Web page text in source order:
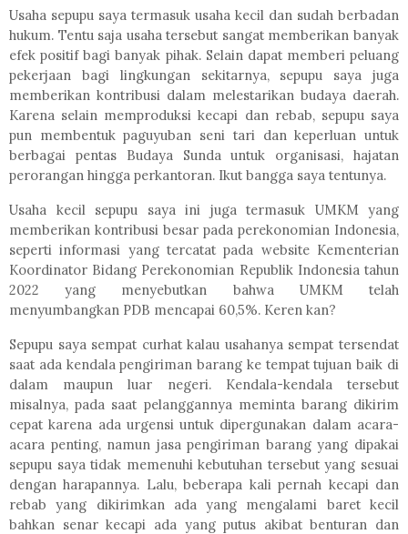
Usaha sepupu saya termasuk usaha kecil dan sudah berbadan
hukum. Tentu saja usaha tersebut sangat memberikan banyak
efek positif bagi banyak pihak. Selain dapat memberi peluang
pekerjaan bagi lingkungan sekitarnya, sepupu saya juga
memberikan kontribusi dalam melestarikan budaya daerah.
Karena selain memproduksi kecapi dan rebab, sepupu saya
pun membentuk paguyuban seni tari dan keperluan untuk
berbagai pentas Budaya Sunda untuk organisasi, hajatan
perorangan hingga perkantoran. Ikut bangga saya tentunya.
Usaha kecil sepupu saya ini juga termasuk UMKM yang
memberikan kontribusi besar pada perekonomian Indonesia,
seperti informasi yang tercatat pada website Kementerian
Koordinator Bidang Perekonomian Republik Indonesia tahun
2022 yang menyebutkan bahwa UMKM telah
menyumbangkan PDB mencapai 60,5%. Keren kan?
Sepupu saya sempat curhat kalau usahanya sempat tersendat
saat ada kendala pengiriman barang ke tempat tujuan baik di
dalam maupun luar negeri. Kendala-kendala tersebut
misalnya, pada saat pelanggannya meminta barang dikirim
cepat karena ada urgensi untuk dipergunakan dalam acara-
acara penting, namun jasa pengiriman barang yang dipakai
sepupu saya tidak memenuhi kebutuhan tersebut yang sesuai
dengan harapannya. Lalu, beberapa kali pernah kecapi dan
rebab yang dikirimkan ada yang mengalami baret kecil
bahkan senar kecapi ada yang putus akibat benturan dan